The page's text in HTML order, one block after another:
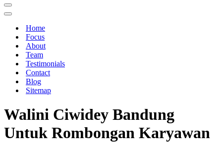
Menu
Navigasi
Menu
NavigasiHome
Focus
About
Team
Testimonials
Contact
Blog
Sitemap
Walini Ciwidey Bandung
Untuk Rombongan Karyawan